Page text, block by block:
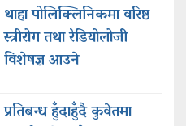
थाहा पोलिक्लिनिकमा वरिष्ठ
स्त्रीरोग तथा रेडियोलोजी
विशेषज्ञ आउने
प्रतिबन्ध हुँदाहुँदै कुवेतमा